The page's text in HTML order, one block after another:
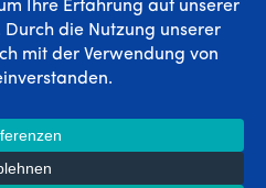
LLC. Alle Rechte vorbehalten.